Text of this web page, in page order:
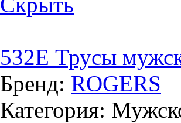
532E Трусы
Бренд: ROGERS
Категория: